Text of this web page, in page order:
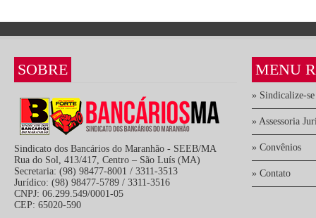
SOBRE
Sindicato dos Bancários do Maranhão - SEEB/MA
Rua do Sol, 413/417, Centro – São Luís (MA)
Secretaria: (98) 98477-8001 / 3311-3513
Jurídico: (98) 98477-5789 / 3311-3516
CNPJ: 06.299.549/0001-05
CEP: 65020-590
MENU
» Sindicalize-se
» Assessoria
» Convênios
» Contato